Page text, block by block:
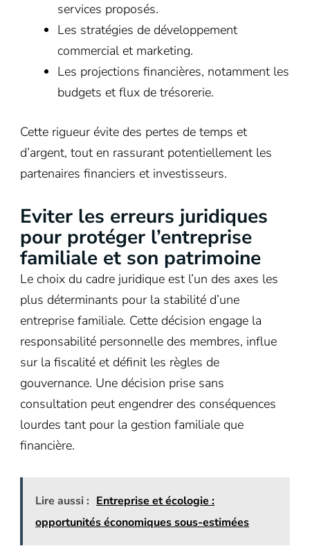
services proposés.
Les stratégies de développement
commercial et marketing.
Les projections financières, notamment les
budgets et flux de trésorerie.
Cette rigueur évite des pertes de temps et
d’argent, tout en rassurant potentiellement les
partenaires financiers et investisseurs.
Eviter les erreurs juridiques
pour protéger l’entreprise
familiale et son patrimoine
Le choix du cadre juridique est l’un des axes les
plus déterminants pour la stabilité d’une
entreprise familiale. Cette décision engage la
responsabilité personnelle des membres, influe
sur la fiscalité et définit les règles de
gouvernance. Une décision prise sans
consultation peut engendrer des conséquences
lourdes tant pour la gestion familiale que
financière.
Lire aussi : Entreprise et écologie :
opportunités économiques sous-estimées